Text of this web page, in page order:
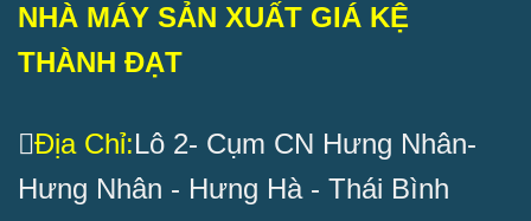
NHÀ MÁY SẢN XUẤT GIÁ KỆ
THÀNH ĐẠT
Địa Chỉ:Lô 2- Cụm CN Hưng Nhân-
Hưng Nhân - Hưng Hà - Thái Bình